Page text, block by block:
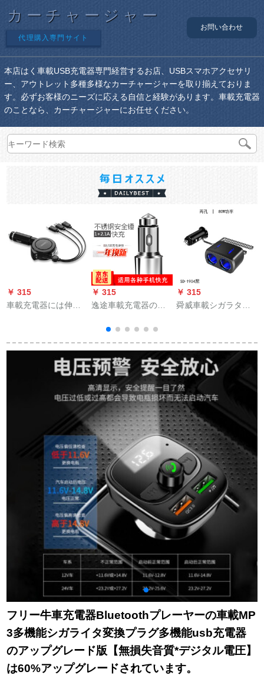
カーチャージャー
代理購入専門サイト
お問い合わせ
本店はく車載USB充電器専門経営するお店、USBスマホアクセサリ
ー、アウトレット多種多様なカーチャージャーを取り揃えておりま
す。必ずお客様のニーズに応える自信と経験があります。車載充電器
のことなら、カーチャージャーにお任せください。
￥ 315
車載充電器には伸縮
シガラタレットプラ
グusb多機能快速充電
24 v携帯車の大型ト
士用黒三合一伸縮ラ
￥ 315
逸途車載充電器の車
し、車載電源を入れ
て、二＋二重USB 2.1
A緊急時全金属安全ハ
ンマーのリンゴ安卓
華を平板通用紳士銀
とする。
￥ 315
舜威車載シガラター
ルUSB携帯充電器の
電源に電圧表示独立
スイッチ1904珠光ブ
ラック
フリー牛車充電器Bluetoothプレーヤーの車載MP
3多機能シガライタ変換プラグ多機能usb充電器
のアップグレード版【無損失音質*デジタル電圧】
は60%アップグレードされています。